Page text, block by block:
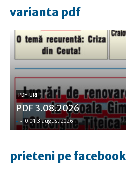
varianta pdf
PDF-URI
PDF 3.08.2026
- - 0:01 3 august 2026
prieteni pe facebook